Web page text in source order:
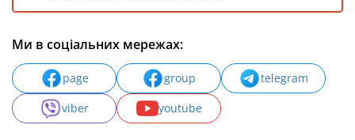
Ми в соціальних мережах:
page group
telegram
viber
youtube